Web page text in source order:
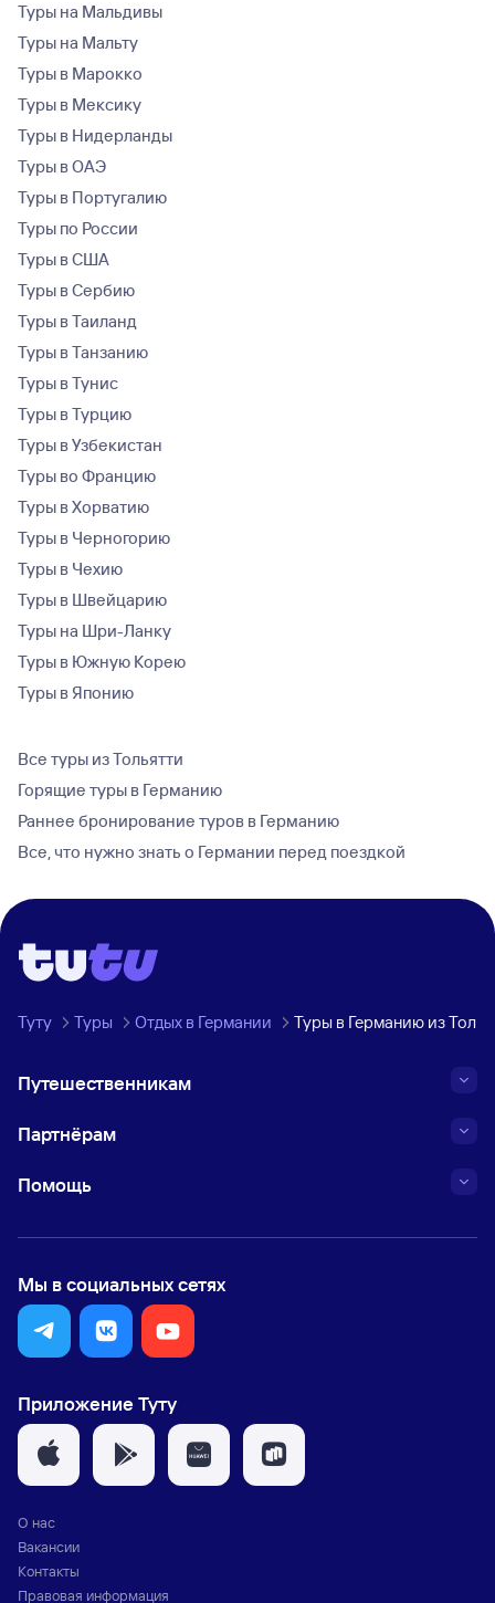
Туры на Мальдивы
Туры на Мальту
Туры в Марокко
Туры в Мексику
Туры в Нидерланды
Туры в ОАЭ
Туры в Португалию
Туры по России
Туры в США
Туры в Сербию
Туры в Таиланд
Туры в Танзанию
Туры в Тунис
Туры в Турцию
Туры в Узбекистан
Туры во Францию
Туры в Хорватию
Туры в Черногорию
Туры в Чехию
Туры в Швейцарию
Туры на Шри-Ланку
Туры в Южную Корею
Туры в Японию
Все туры из Тольятти
Горящие туры в Германию
Раннее бронирование туров в Германию
Все, что нужно знать о Германии перед поездкой
Туту Туры Отдых в Германии Туры в Германию из
Путешественникам
Партнёрам
Помощь
Мы в социальных сетях
Приложение Туту
О нас
Вакансии
Контакты
Правовая информация